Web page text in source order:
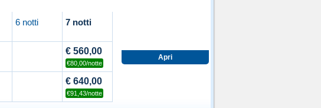
6 notti 7 notti
€ 560,00
€80,00/notte
€ 640,00
€91,43/notte